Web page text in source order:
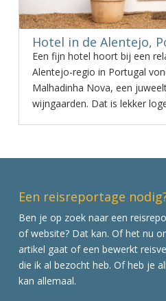
Hotel in de Alentejo,
Een fijn hotel hoort bij een
Alentejo-regio in Portugal
Malhadinha Nova, een
wijngaarden. Dat is lekker
Een reisreportage
Ben je op zoek naar een
of website? Dat kan. Of het nu
artikel gaat of een bewerkt
die ik al bezocht heb. Of heb je
kan allemaal.